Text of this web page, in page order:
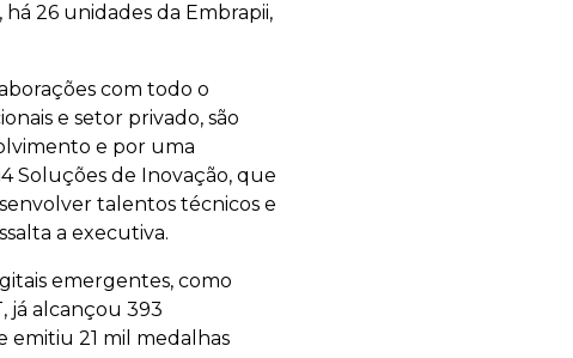
26 unidades da Embrapii,
com todo o
e setor privado, são
e por uma
Soluções de Inovação, que
talentos técnicos e
a executiva.
emergentes, como
já alcançou 393
emitiu 21 mil medalhas